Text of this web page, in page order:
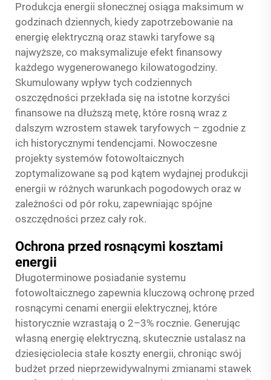
Produkcja energii słonecznej osiąga maksimum w
godzinach dziennych, kiedy zapotrzebowanie na
energię elektryczną oraz stawki taryfowe są
najwyższe, co maksymalizuje efekt finansowy
każdego wygenerowanego kilowatogodziny.
Skumulowany wpływ tych codziennych
oszczędności przekłada się na istotne korzyści
finansowe na dłuższą metę, które rosną wraz z
dalszym wzrostem stawek taryfowych – zgodnie z
ich historycznymi tendencjami. Nowoczesne
projekty systemów fotowoltaicznych
zoptymalizowane są pod kątem wydajnej produkcji
energii w różnych warunkach pogodowych oraz w
zależności od pór roku, zapewniając spójne
oszczędności przez cały rok.
Ochrona przed rosnącymi kosztami
energii
Długoterminowe posiadanie systemu
fotowoltaicznego zapewnia kluczową ochronę przed
rosnącymi cenami energii elektrycznej, które
historycznie wzrastają o 2–3% rocznie. Generując
własną energię elektryczną, skutecznie ustalasz na
dziesięciolecia stałe koszty energii, chroniąc swój
budżet przed nieprzewidywalnymi zmianami stawek